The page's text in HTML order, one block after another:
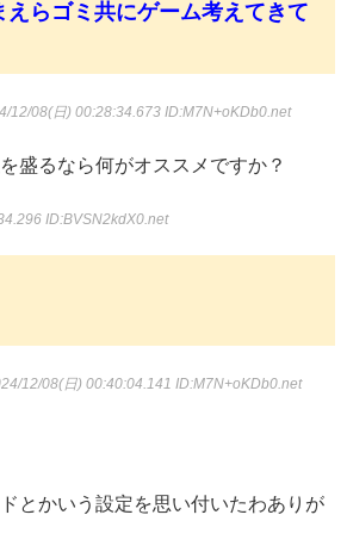
えらゴミ共にゲーム考えてきて
12/08(日) 00:28:34.673 ID:M7N+oKDb0.net
盛るなら何がオススメですか？
ID:BVSN2kdX0.net
12/08(日) 00:40:04.141 ID:M7N+oKDb0.net
とかいう設定を思い付いたわありが